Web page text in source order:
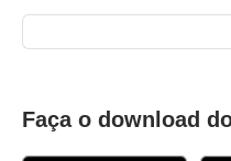
Faça o download